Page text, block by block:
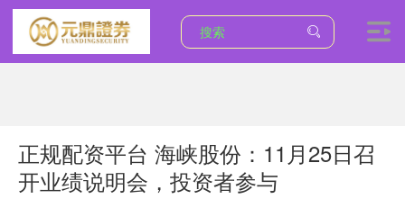
正规配资平台 海峡股份：11月25日召
开业绩说明会，投资者参与